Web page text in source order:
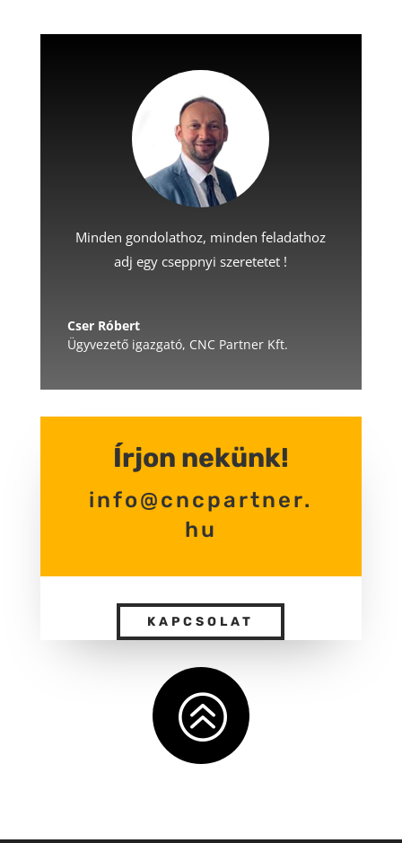
Minden gondolathoz, minden feladathoz
adj egy cseppnyi szeretetet !
Cser Róbert
Ügyvezető igazgató, CNC Partner Kft.
Írjon nekünk!
info@cncpartner.
hu
KAPCSOLAT
>